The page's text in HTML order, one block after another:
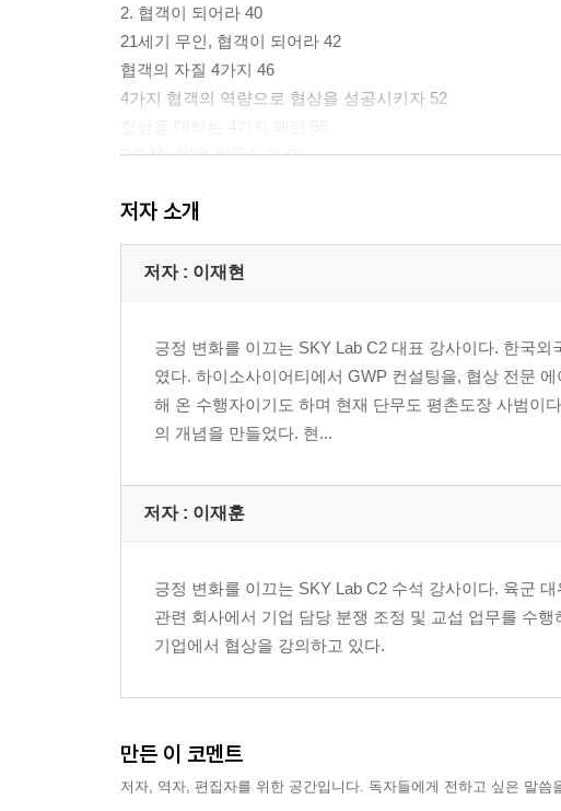
2. 협객이 되어라 40
21세기 무인, 협객이 되어라 42
협객의 자질 4가지 46
4가지 협객의 역량으로 협상을 성공시키자 52
RO Model을 꿰뚫어라 59
당신은 어떤 유형의 협객인가 75
Tip 85
협상 Secret Plan 2 : BATNA 106
협상 Secret Plan 3 : ZOPA 123
협상 Secret Plan 4 : Time 137
Tip 146
협상의 파이는 무엇인가 152
질문하지 않는 자 모두 유죄 160
고정 파이 인식에 연환퇴를 날리자 166
승리를 위한 선택, 협상과 타협 171
의제를 개발하고 교환하라 180
5. 제안의 기술과 양보의 기술 188
저자 소개
저자 : 이재현
긍정 변화를 이끄는 SKY Lab C2 대표 강사이다. 한국
였다. 하이소사이어티에서 GWP 컨설팅을, 협상 전문
해 온 수행자이기도 하며 현재 단무도 평촌도장 사범이
의 개념을 만들었다. 현...
저자 : 이재훈
긍정 변화를 이끄는 SKY Lab C2 수석 강사이다. 육군
관련 회사에서 기업 담당 분쟁 조정 및 교섭 업무를 수
기업에서 협상을 강의하고 있다.
만든 이 코멘트
저자, 역자, 편집자를 위한 공간입니다. 독자들에게 전하고 싶은 말씀